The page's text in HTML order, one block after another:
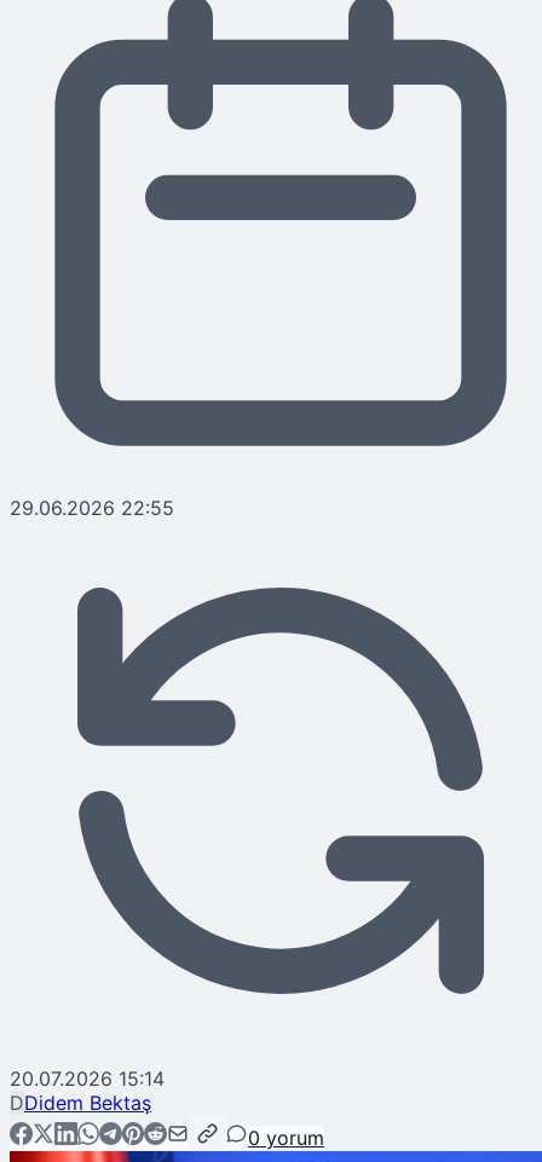
29.06.2026 22:55
20.07.2026 15:14
DDidem Bektaş
0 yorum